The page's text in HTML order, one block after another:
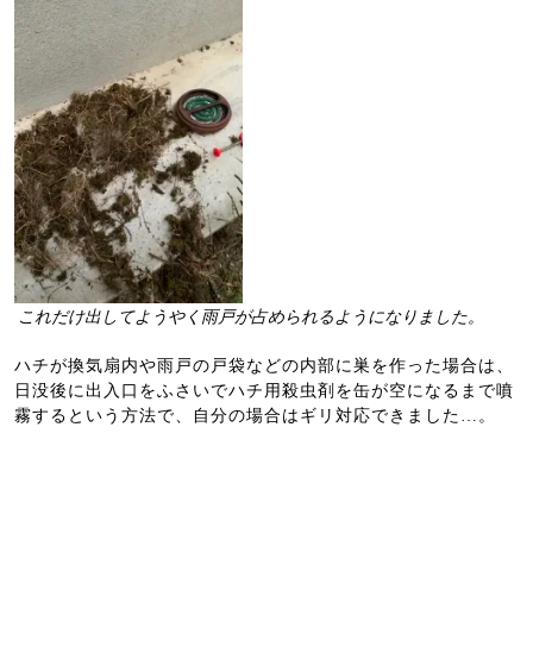
これだけ出してようやく雨戸が占められるようになりました。
ハチが換気扇内や雨戸の戸袋などの内部に巣を作った場合は、
日没後に出入口をふさいでハチ用殺虫剤を缶が空になるまで噴
霧するという方法で、自分の場合はギリ対応できました…。